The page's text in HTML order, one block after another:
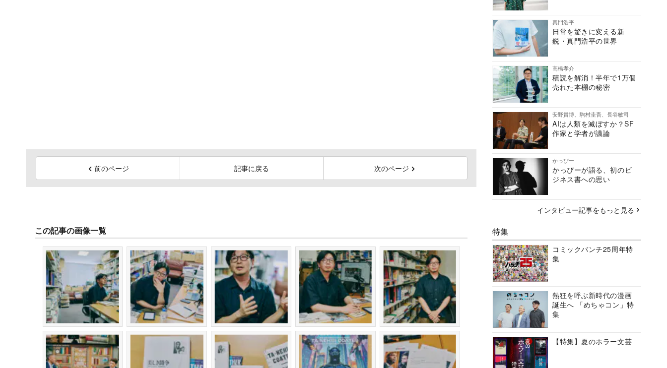
前のページ 記事に戻る 次のページ
この記事の画像一覧
真門浩平
日常を驚きに変える新
鋭・真門浩平の世界
高橋孝介
積読を解消！半年で1万個
売れた本棚の秘密
安野貴博、駒村圭吾、長谷敏司
AIは人類を滅ぼすか？SF
作家と学者が議論
かっぴー
かっぴーが語る、初のビ
ジネス書への思い
インタビュー記事をもっと見る
特集
コミックバンチ25周年特
集
熱狂を呼ぶ新時代の漫画
誕生へ 「めちゃコン」特
集
【特集】夏のホラー文芸